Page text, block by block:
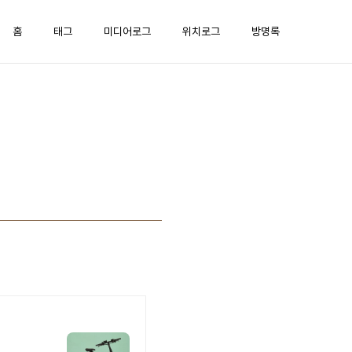
홈 태그 미디어로그 위치로그 방명록